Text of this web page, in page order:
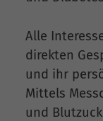
Alle
direkten
und ihr
Mittels
und